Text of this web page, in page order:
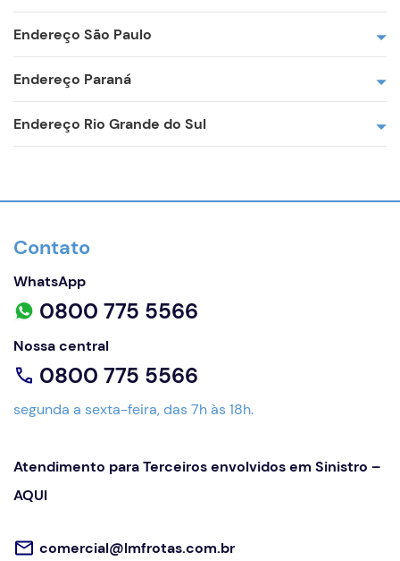
Endereço São Paulo
Endereço Paraná
Endereço Rio Grande do Sul
Contato
WhatsApp
0800 775 5566
Nossa central
0800 775 5566
segunda a sexta-feira, das 7h às 18h.
Atendimento para Terceiros envolvidos em Sinistro –
AQUI
comercial@lmfrotas.com.br